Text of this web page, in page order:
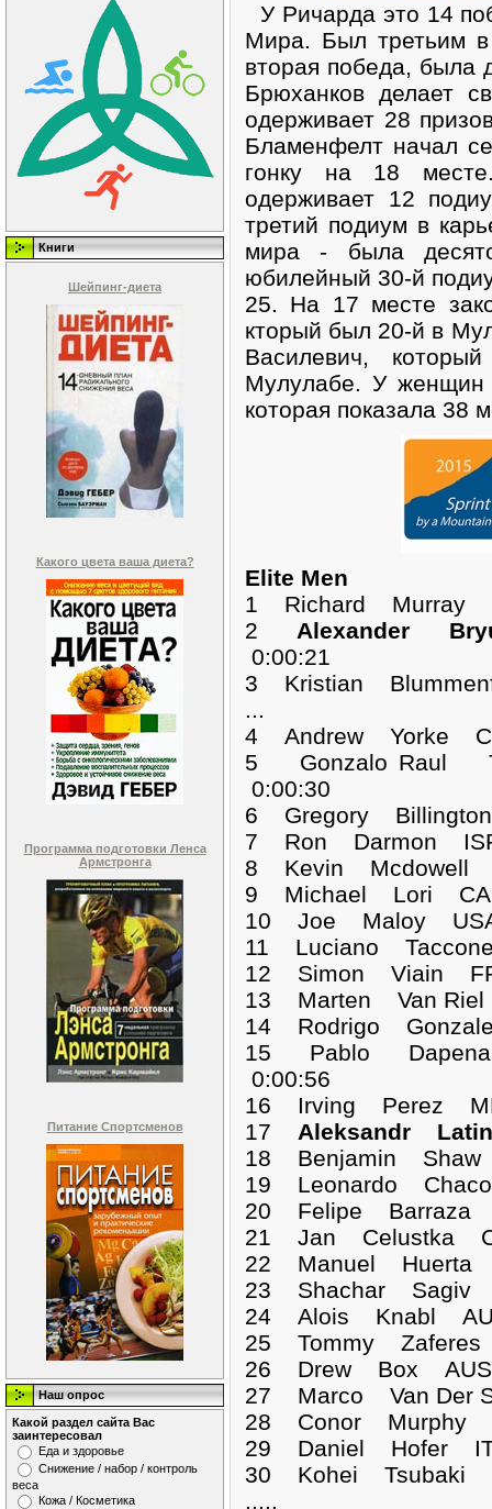
Книги
Шейпинг-диета
Какого цвета ваша диета?
Программа подготовки Ленса
Армстронга
Питание Спортсменов
Наш опрос
Какой раздел сайта Вас
заинтересовал
Еда и здоровье
Снижение / набор / контроль
веса
Кожа / Косметика
У Ричарда это 14
Мира. Был третьим
вторая победа, была
Брюханков делает
одерживает 28
Бламенфелт начал
гонку на 18
одерживает 12
третий подиум в
мира - была
юбилейный 30-й
25. На 17 месте
кторый был 20-й в
Василевич,
Мулулабе. У женщин
которая показала 38
Elite Men
1 Richard
2 Alexander
0:00:21
3 Kristian
4 Andrew Yorke
5 Gonzalo Raul
0:00:30
6 Gregory
7 Ron Darmon
8 Kevin Mcdowell
9 Michael Lori
10 Joe Maloy
11 Luciano
12 Simon Viain
13 Marten Van
14 Rodrigo
15 Pablo
0:00:56
16 Irving Perez
17 Aleksandr
18 Benjamin
19 Leonardo
20 Felipe Barraza
21 Jan Celustka
22 Manuel Huerta
23 Shachar Sagiv
24 Alois Knabl
25 Tommy
26 Drew Box
27 Marco Van Der
28 Conor Murphy
29 Daniel Hofer
30 Kohei Tsubaki